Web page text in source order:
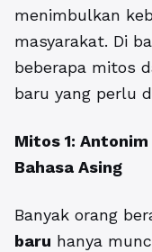
menimbulkan
masyarakat. Di
beberapa mitos
baru yang perlu
Mitos 1:
Bahasa Asing
Banyak orang
baru hanya